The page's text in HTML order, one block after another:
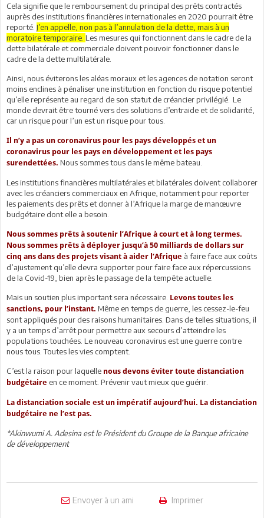
Cela signifie que le remboursement du principal des prêts contractés
auprès des institutions financières internationales en 2020 pourrait être
reporté. J’en appelle, non pas à l’annulation de la dette, mais à un
moratoire temporaire. Les mesures qui fonctionnent dans le cadre de la
dette bilatérale et commerciale doivent pouvoir fonctionner dans le
cadre de la dette multilatérale.
Ainsi, nous éviterons les aléas moraux et les agences de notation seront
moins enclines à pénaliser une institution en fonction du risque potentiel
qu’elle représente au regard de son statut de créancier privilégié. Le
monde devrait être tourné vers des solutions d’entraide et de solidarité,
car un risque pour l’un est un risque pour tous.
Il n’y a pas un coronavirus pour les pays développés et un
coronavirus pour les pays en développement et les pays
surendettées. Nous sommes tous dans le même bateau.
Les institutions financières multilatérales et bilatérales doivent collaborer
avec les créanciers commerciaux en Afrique, notamment pour reporter
les paiements des prêts et donner à l’Afrique la marge de manœuvre
budgétaire dont elle a besoin.
Nous sommes prêts à soutenir l’Afrique à court et à long termes.
Nous sommes prêts à déployer jusqu’à 50 milliards de dollars sur
cinq ans dans des projets visant à aider l’Afrique à faire face aux coûts
d’ajustement qu’elle devra supporter pour faire face aux répercussions
de la Covid-19, bien après le passage de la tempête actuelle.
Mais un soutien plus important sera nécessaire. Levons toutes les
sanctions, pour l’instant. Même en temps de guerre, les cessez-le-feu
sont appliqués pour des raisons humanitaires. Dans de telles situations, il
y a un temps d’arrêt pour permettre aux secours d’atteindre les
populations touchées. Le nouveau coronavirus est une guerre contre
nous tous. Toutes les vies comptent.
C’est la raison pour laquelle nous devons éviter toute distanciation
budgétaire en ce moment. Prévenir vaut mieux que guérir.
La distanciation sociale est un impératif aujourd’hui. La distanciation
budgétaire ne l’est pas.
*Akinwumi A. Adesina est le Président du Groupe de la Banque africaine
de développement
Envoyer à un ami Imprimer